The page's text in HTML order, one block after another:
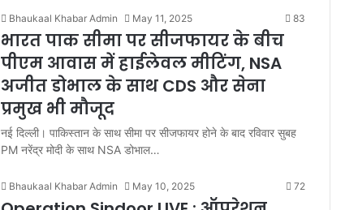
Bhaukaal Khabar Admin May 11, 2025 83
भारत पा​क सीमा पर सीजफायर के बीच
पीएम आवास में हाईलेवल मीटिंग, NSA
अजीत डोभाल के साथ CDS और सेना
प्रमुख भी मौजूद
नई दिल्ली। पाकिस्तान के साथ सीमा पर सीजफायर होने के बाद रविवार सुबह
PM नरेंद्र मोदी के साथ NSA डोभाल…
Bhaukaal Khabar Admin May 10, 2025 72